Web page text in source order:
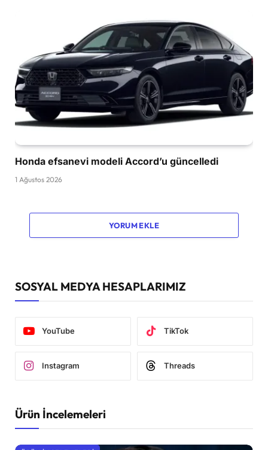
Honda efsanevi modeli Accord’u güncelledi
1 Ağustos 2026
YORUM EKLE
SOSYAL MEDYA HESAPLARIMIZ
YouTube TikTok
Instagram Threads
Ürün İncelemeleri